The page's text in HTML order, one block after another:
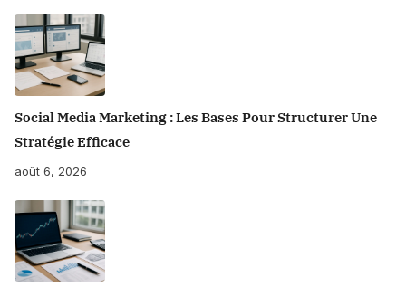
Social Media Marketing : Les Bases Pour Structurer Une
Stratégie Efficace
août 6, 2026